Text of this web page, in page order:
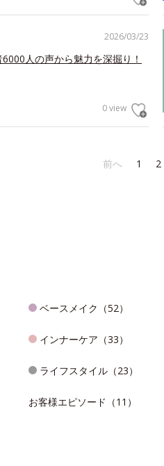
2026/03/23
人の声から魅力を深掘り！
0 view
前へ 1 2
ベースメイク（52）
インナーケア（33）
ライフスタイル（23）
お客様エピソード（11）